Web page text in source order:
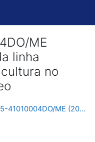
ME
linha
no
HST510095-41010004DO/ME (20261)